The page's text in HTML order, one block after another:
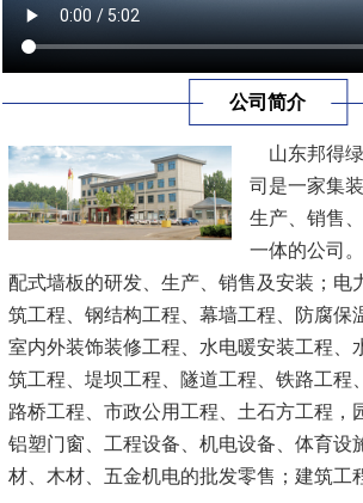
公司简介
山东邦得
司是一家集
生产、销售
一体的公司
配式墙板的研发、生产、销售及安装；电
筑工程、钢结构工程、幕墙工程、防腐保
室内外装饰装修工程、水电暖安装工程、
筑工程、堤坝工程、隧道工程、铁路工程
路桥工程、市政公用工程、土石方工程，
铝塑门窗、工程设备、机电设备、体育设
材、木材、五金机电的批发零售；建筑工